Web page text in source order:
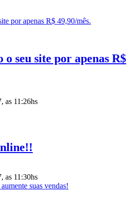
o seu site por apenas R$
as 11:26hs
as 11:30hs